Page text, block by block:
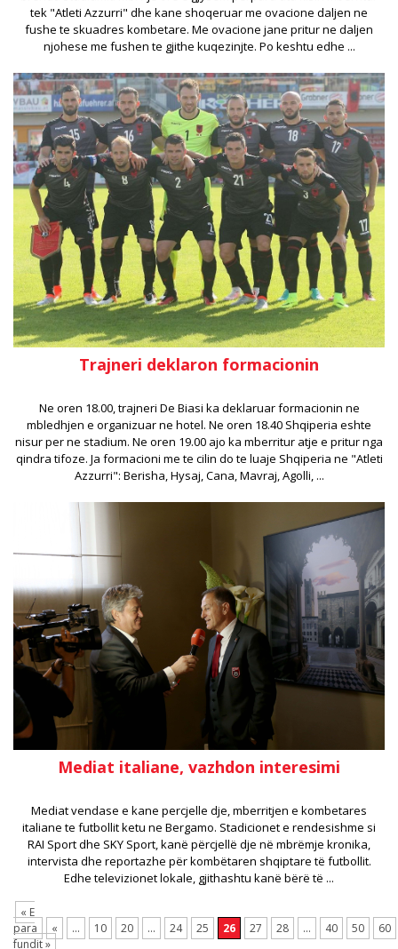
tek "Atleti Azzurri" dhe kane shoqeruar me ovacione daljen ne
fushe te skuadres kombetare. Me ovacione jane pritur ne daljen
njohese me fushen te gjithe kuqezinjte. Po keshtu edhe ...
Trajneri deklaron formacionin
Ne oren 18.00, trajneri De Biasi ka deklaruar formacionin ne
mbledhjen e organizuar ne hotel. Ne oren 18.40 Shqiperia eshte
nisur per ne stadium. Ne oren 19.00 ajo ka mberritur atje e pritur nga
qindra tifoze. Ja formacioni me te cilin do te luaje Shqiperia ne "Atleti
Azzurri": Berisha, Hysaj, Cana, Mavraj, Agolli, ...
Mediat italiane, vazhdon interesimi
Mediat vendase e kane percjelle dje, mberritjen e kombetares
italiane te futbollit ketu ne Bergamo. Stadicionet e rendesishme si
RAI Sport dhe SKY Sport, kanë përcjellë dje në mbrëmje kronika,
intervista dhe reportazhe për kombëtaren shqiptare të futbollit.
Edhe televizionet lokale, gjithashtu kanë bërë të ...
« E
para
« ... 10 20 ... 24 25 26 27 28 ... 40 50
60
fundit »